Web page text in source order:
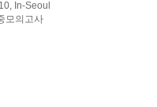
최종합격 김*진
교 최종합격 이*준
교 최종합격 정*림
교 최종합격 이*영
In-Seoul
모의고사